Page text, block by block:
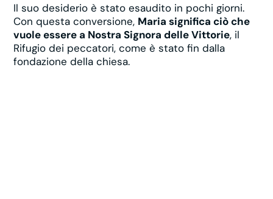
Il suo desiderio è stato esaudito in pochi giorni.
Con questa conversione, Maria significa ciò che
vuole essere a Nostra Signora delle Vittorie, il
Rifugio dei peccatori, come è stato fin dalla
fondazione della chiesa.